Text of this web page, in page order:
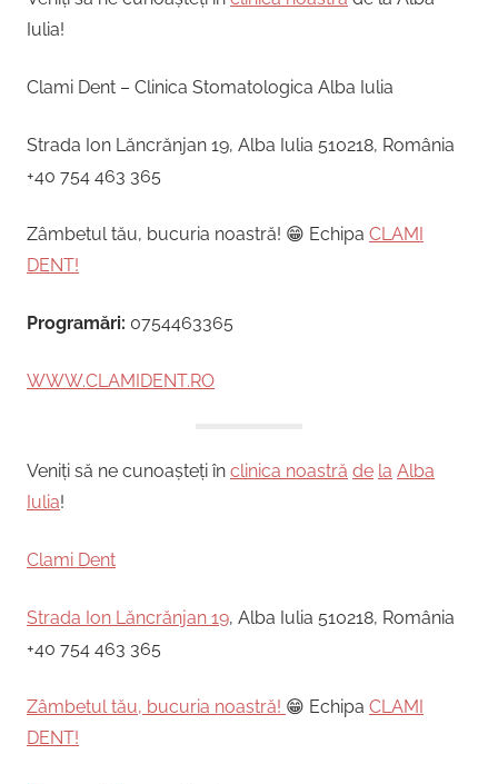
Iulia!
Clami Dent – Clinica Stomatologica Alba Iulia
Strada Ion Lăncrănjan 19, Alba Iulia 510218, România
+40 754 463 365
Zâmbetul tău, bucuria noastră! 😁 Echipa CLAMI
DENT!
Programări: 0754463365
WWW.CLAMIDENT.RO
Veniți să ne cunoașteți în clinica noastră de la Alba
Iulia!
Clami Dent
Strada Ion Lăncrănjan 19, Alba Iulia 510218, România
+40 754 463 365
Zâmbetul tău, bucuria noastră! 😁 Echipa CLAMI
DENT!